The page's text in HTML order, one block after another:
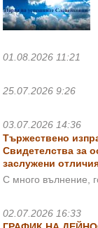
01.08.2026 11:21
25.07.2026 9:26
03.07.2026 14:36
Тържествено
Свидетелства за
заслужени
С много вълнение,
02.07.2026 16:33